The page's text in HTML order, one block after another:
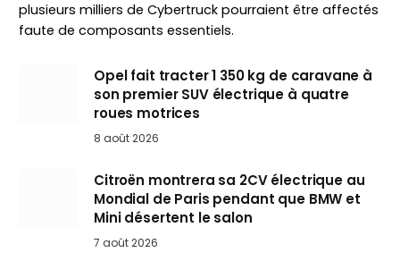
plusieurs milliers de Cybertruck pourraient être affectés
faute de composants essentiels.
Opel fait tracter 1 350 kg de caravane à
son premier SUV électrique à quatre
roues motrices
8 août 2026
Citroën montrera sa 2CV électrique au
Mondial de Paris pendant que BMW et
Mini désertent le salon
7 août 2026